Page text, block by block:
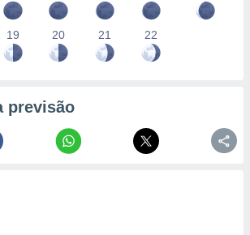
19 20 21 22
previsão